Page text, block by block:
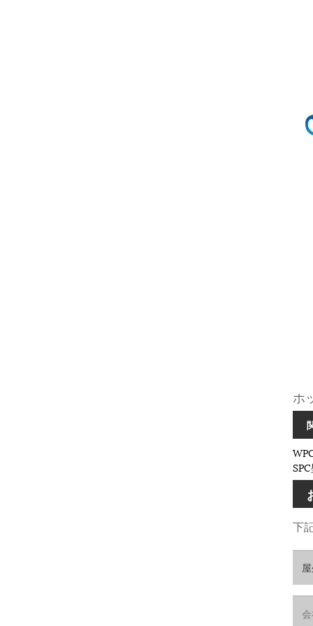
ホ
下